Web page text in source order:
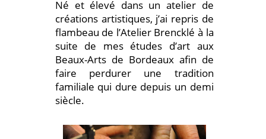
Né et élevé dans un atelier de
créations artistiques, j’ai repris de
flambeau de l’Atelier Brencklé à la
suite de mes études d’art aux
Beaux-Arts de Bordeaux afin de
faire perdurer une tradition
familiale qui dure depuis un demi
siècle.